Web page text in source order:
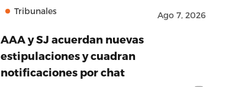
Tribunales Ago 7, 2026
AAA y SJ acuerdan nuevas
estipulaciones y cuadran
notificaciones por chat